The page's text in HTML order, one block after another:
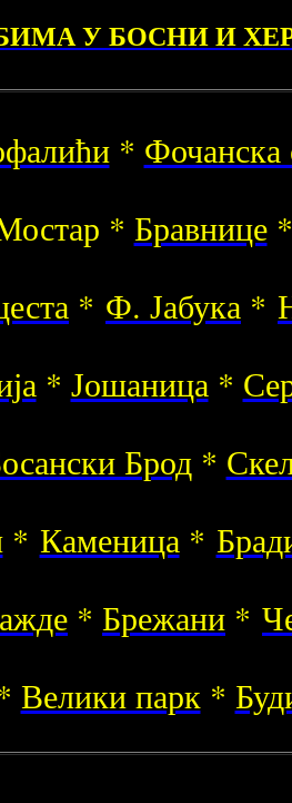
У БОСНИ И
* Фочанска
* Бравнице*
* Ф. Јабука *
* Јошаница*
Брод*
* Каменица*
* Брежани *
Велики парк*